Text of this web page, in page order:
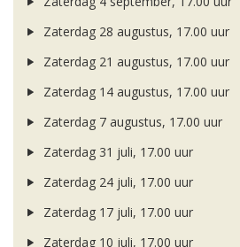
Zaterdag 28 augustus, 17.00 uur
Zaterdag 21 augustus, 17.00 uur
Zaterdag 14 augustus, 17.00 uur
Zaterdag 7 augustus, 17.00 uur
Zaterdag 31 juli, 17.00 uur
Zaterdag 24 juli, 17.00 uur
Zaterdag 17 juli, 17.00 uur
Zaterdag 10 juli, 17.00 uur